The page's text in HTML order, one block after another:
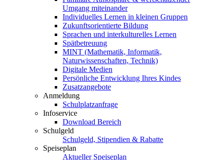
Umgang miteinander
Individuelles Lernen in kleinen Gruppen
Zukunftsorientierte Bildung
Sprachen und interkulturelles Lernen
Spätbetreuung
MINT (Mathematik, Informatik,
Naturwissenschaften, Technik)
Digitale Medien
Persönliche Entwicklung Ihres Kindes
Zusatzangebote
Anmeldung
Schulplatzanfrage
Infoservice
Download Bereich
Schulgeld
Schulgeld, Stipendien & Rabatte
Speiseplan
Aktueller Speiseplan